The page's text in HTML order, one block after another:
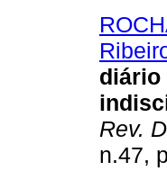
diário
Rev.
n.47,